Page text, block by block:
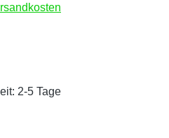
von 5 von 5 Sternen
2-5 Tage